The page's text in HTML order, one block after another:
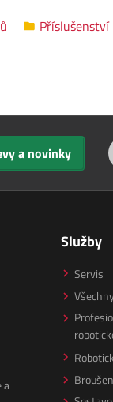
Příslušenství
a novinky
a
Služby
Servis